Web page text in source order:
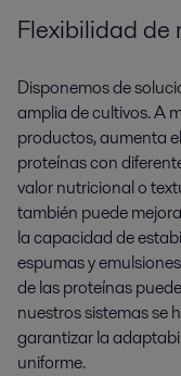
Flexibilidad de
Disponemos de
amplia de cultivos. A
productos, aumenta
proteínas con
valor nutricional o
también puede
la capacidad de
espumas y
de las proteínas
nuestros sistemas se
garantizar la
uniforme.